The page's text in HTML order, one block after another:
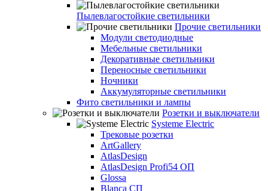
Пылевлагостойкие светильники
Прочие светильники
Модули светодиодные
Мебельные светильники
Декоративные светильники
Переносные светильники
Ночники
Аккумуляторные светильники
Фито светильники и лампы
Розетки и выключатели
Systeme Electric
Трековые розетки
ArtGallery
AtlasDesign
AtlasDesign Profi54 ОП
Glossa
Blanca СП